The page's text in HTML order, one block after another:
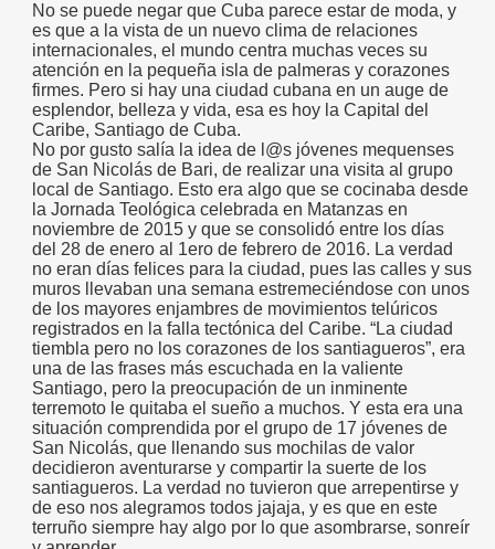
No se puede negar que Cuba parece estar de moda, y
es que a la vista de un nuevo clima de relaciones
internacionales, el mundo centra muchas veces su
atención en la pequeña isla de palmeras y corazones
firmes. Pero si hay una ciudad cubana en un auge de
esplendor, belleza y vida, esa es hoy la Capital del
Caribe, Santiago de Cuba.
No por gusto salía la idea de l@s jóvenes mequenses
de San Nicolás de Bari, de realizar una visita al grupo
local de Santiago. Esto era algo que se cocinaba desde
la Jornada Teológica celebrada en Matanzas en
noviembre de 2015 y que se consolidó entre los días
del 28 de enero al 1ero de febrero de 2016. La verdad
no eran días felices para la ciudad, pues las calles y sus
muros llevaban una semana estremeciéndose con unos
de los mayores enjambres de movimientos telúricos
registrados en la falla tectónica del Caribe. “La ciudad
tiembla pero no los corazones de los santiagueros”, era
una de las frases más escuchada en la valiente
Santiago, pero la preocupación de un inminente
terremoto le quitaba el sueño a muchos. Y esta era una
situación comprendida por el grupo de 17 jóvenes de
San Nicolás, que llenando sus mochilas de valor
decidieron aventurarse y compartir la suerte de los
santiagueros. La verdad no tuvieron que arrepentirse y
de eso nos alegramos todos jajaja, y es que en este
terruño siempre hay algo por lo que asombrarse, sonreír